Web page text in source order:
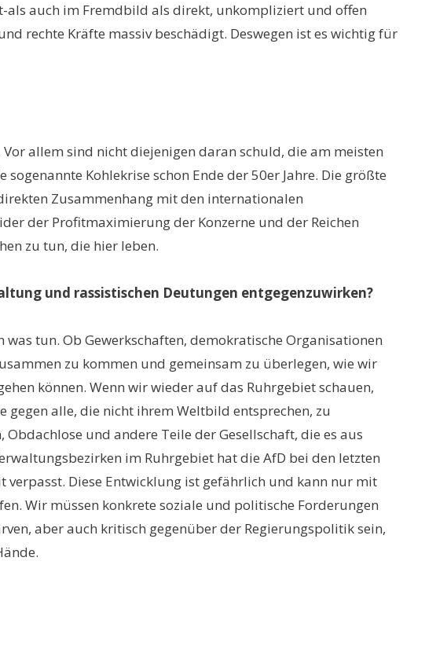
als auch im Fremdbild als direkt, unkompliziert und offen
rechte Kräfte massiv beschädigt. Deswegen ist es wichtig für
allem sind nicht diejenigen daran schuld, die am meisten
Kohlekrise schon Ende der 50er Jahre. Die größte
Zusammenhang mit den internationalen
der Profitmaximierung der Konzerne und der Reichen
zu tun, die hier leben.
und rassistischen Deutungen entgegenzuwirken?
tun. Ob Gewerkschaften, demokratische Organisationen
zu kommen und gemeinsam zu überlegen, wie wir
können. Wenn wir wieder auf das Ruhrgebiet schauen,
gegen alle, die nicht ihrem Weltbild entsprechen, zu
und andere Teile der Gesellschaft, die es aus
im Ruhrgebiet hat die AfD bei den letzten
verpasst. Diese Entwicklung ist gefährlich und kann nur mit
Wir müssen konkrete soziale und politische Forderungen
aber auch kritisch gegenüber der Regierungspolitik sein,